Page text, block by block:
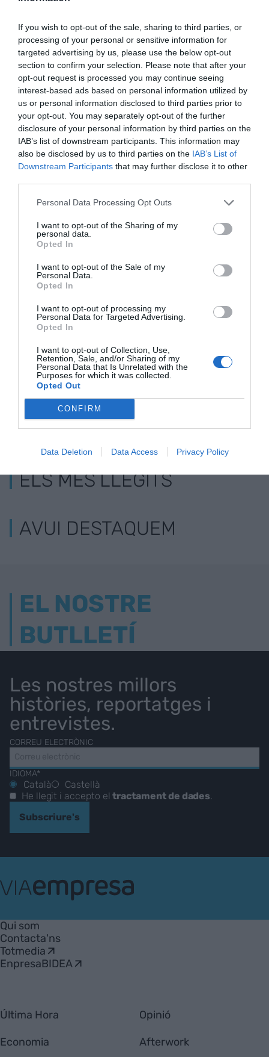
If you wish to opt-out of the sale, sharing to third parties, or
processing of your personal or sensitive information for
targeted advertising by us, please use the below opt-out
section to confirm your selection. Please note that after your
opt-out request is processed you may continue seeing
interest-based ads based on personal information utilized by
us or personal information disclosed to third parties prior to
your opt-out. You may separately opt-out of the further
disclosure of your personal information by third parties on the
IAB’s list of downstream participants. This information may
also be disclosed by us to third parties on the IAB’s List of
Downstream Participants that may further disclose it to other
Personal Data Processing Opt Outs
I want to opt-out of the Sharing of my
personal data.
Opted In
I want to opt-out of the Sale of my
Personal Data.
Opted In
I want to opt-out of processing my
Personal Data for Targeted Advertising.
Opted In
I want to opt-out of Collection, Use,
Retention, Sale, and/or Sharing of my
Personal Data that Is Unrelated with the
Purposes for which it was collected.
Opted Out
CONFIRM
Data Deletion Data Access Privacy Policy
Google de forma gratuïta
Estigues informat amb les últimes notícies d'actualitat
ACTIVAR ARA
RELACIONADES
Europa finança amb
100 MEUR les
comunicacions de
Cellnex
Cellnex obre oficina
a París
vendes un
ELS MÉS LLEGITS
AVUI DESTAQUEM
EL NOSTRE
BUTLLETÍ
Les nostres millors
històries, reportatges i
entrevistes.
CORREU ELECTRÒNIC
IDIOMA*
Català
Castellà
He llegit i accepto eltractament de dades
Subscriure's
Empresa
Qui som
Contacta'ns
Totmedia
EnpresaBIDEA
Última Hora
Economia
Opinió
Afterwork